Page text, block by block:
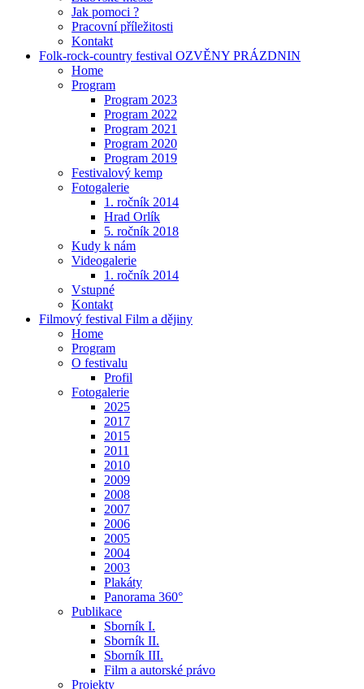
Jak pomoci ?
Pracovní příležitosti
Kontakt
Folk-rock-country festival OZVĚNY PRÁZDNIN
Home
Program
Program 2023
Program 2022
Program 2021
Program 2020
Program 2019
Festivalový kemp
Fotogalerie
1. ročník 2014
Hrad Orlík
5. ročník 2018
Kudy k nám
Videogalerie
1. ročník 2014
Vstupné
Kontakt
Filmový festival Film a dějiny
Home
Program
O festivalu
Profil
Fotogalerie
2025
2017
2015
2011
2010
2009
2008
2007
2006
2005
2004
2003
Plakáty
Panorama 360°
Publikace
Sborník I.
Sborník II.
Sborník III.
Film a autorské právo
Projekty